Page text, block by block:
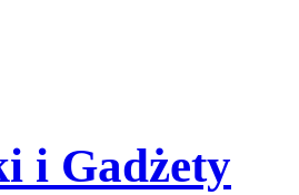
i Gadżety